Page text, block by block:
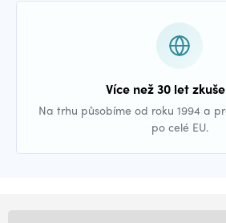
Více než 30 let
Na trhu působíme od roku 1994 a
po celé EU.